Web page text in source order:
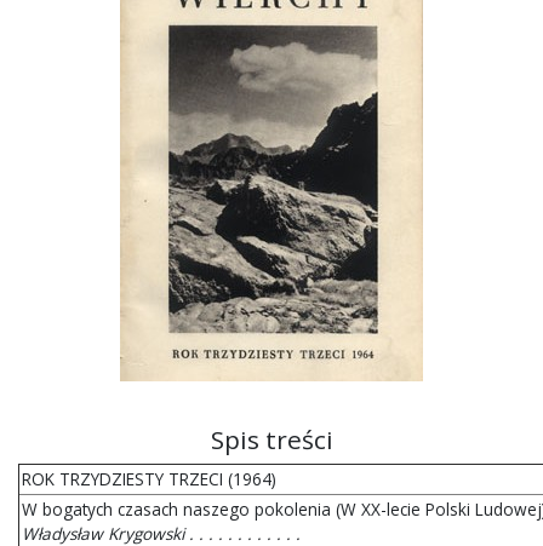
Spis treści
ROK TRZYDZIESTY TRZECI (1964)
W bogatych czasach naszego pokolenia (W XX-lecie Polski
Władysław Krygowski . . . . . . . . . . . .